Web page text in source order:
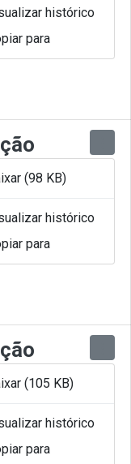
Juliana
2023
Juliana
2023
Juliana
histórico
para
(98 KB)
histórico
para
(105 KB)
histórico
para